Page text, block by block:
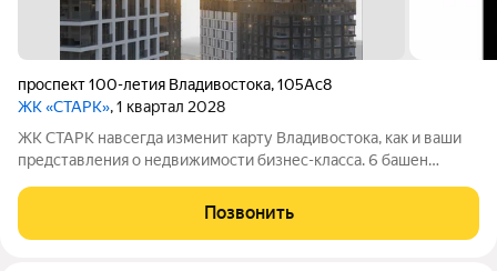
проспект 100-летия Владивостока,105Ас8
ЖК «СТАРК», 1 квартал 2028
ЖК СТАРК навсегда изменит карту Владивостока, как и ваши
представления о недвижимости бизнес-класса. 6 башен
исторически значимом районе Второй речки. Вас ждёт
бескомпромиссный комфорт с индивидуально
Позвонить